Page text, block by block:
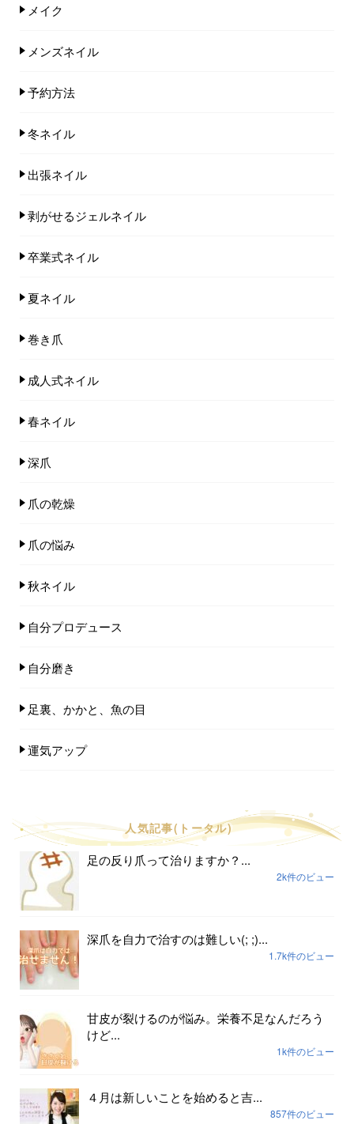
メイク
メンズネイル
予約方法
冬ネイル
出張ネイル
剥がせるジェルネイル
卒業式ネイル
夏ネイル
巻き爪
成人式ネイル
春ネイル
深爪
爪の乾燥
爪の悩み
秋ネイル
自分プロデュース
自分磨き
足裏、かかと、魚の目
運気アップ
人気記事(トータル)
足の反り爪って治りますか？...
2k件のビュー
深爪を自力で治すのは難しい(; ;)...
1.7k件のビュー
甘皮が裂けるのが悩み。栄養不足なんだろう
けど...
1k件のビュー
４月は新しいことを始めると吉...
857件のビュー